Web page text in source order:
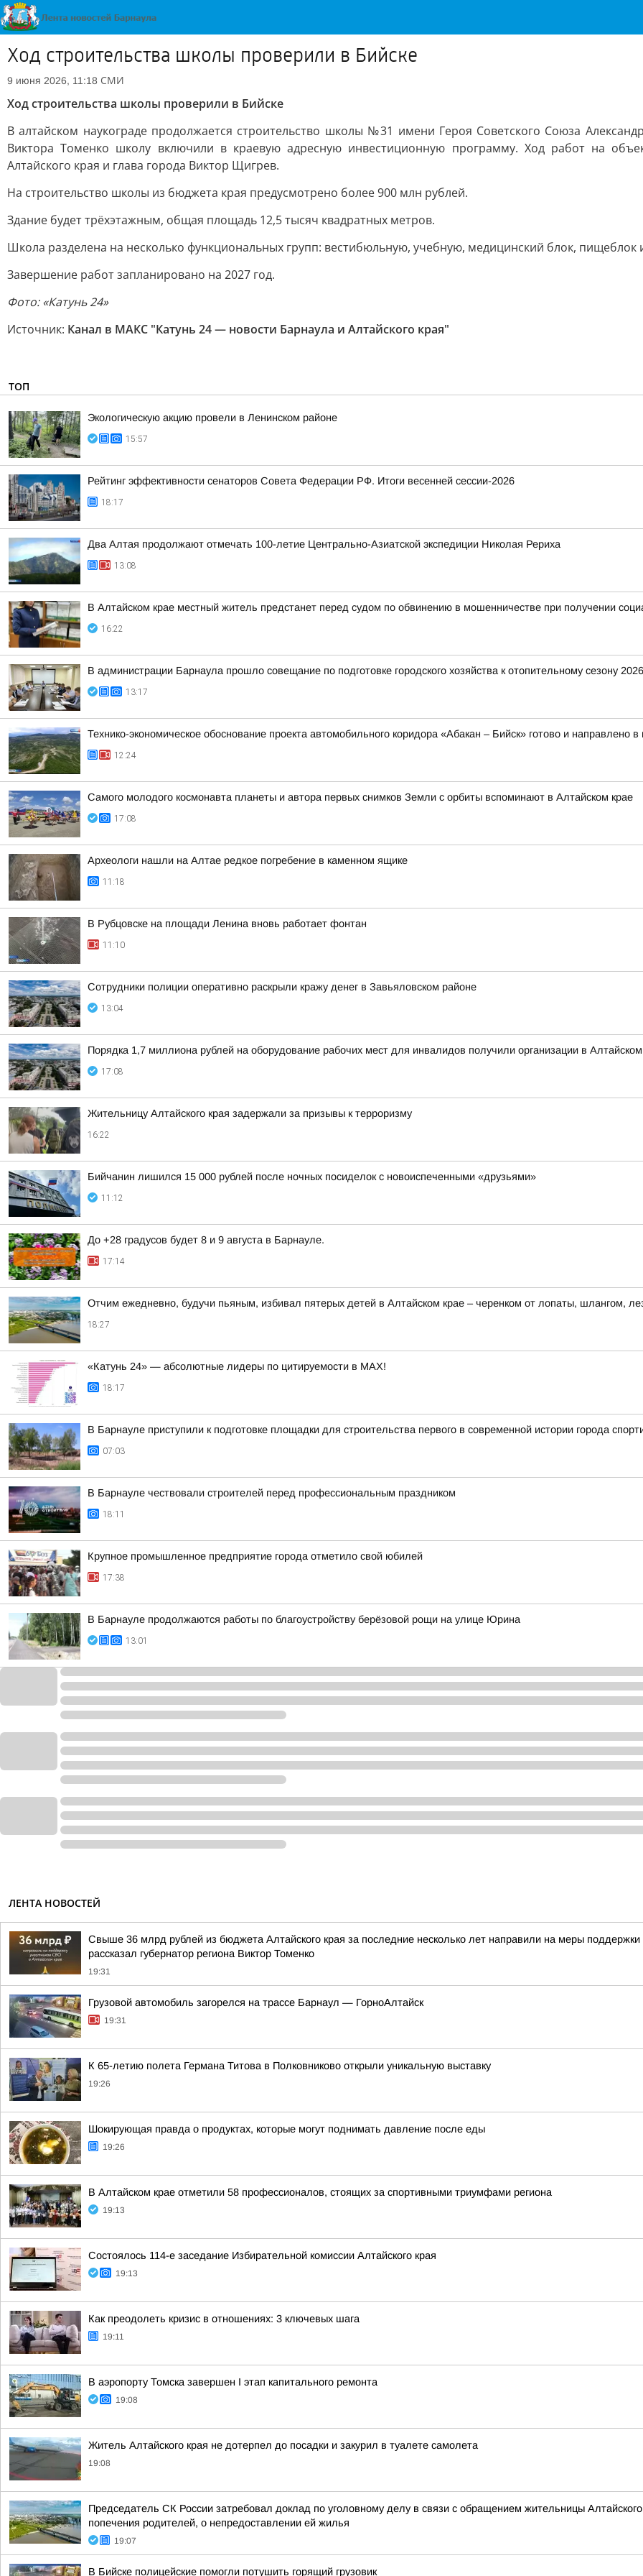
Ход строительства школы проверили в Бийске
9 июня 2026, 11:18 СМИ
Ход строительства школы проверили в Бийске
В алтайском наукограде продолжается строительство школы №31 имени Героя Советского Союза
Виктора Томенко школу включили в краевую адресную инвестиционную программу. Ход работ на
Алтайского края и глава города Виктор Щигрев.
На строительство школы из бюджета края предусмотрено более 900 млн рублей.
Здание будет трёхэтажным, общая площадь 12,5 тысяч квадратных метров.
Школа разделена на несколько функциональных групп: вестибюльную, учебную, медицинский блок,
Завершение работ запланировано на 2027 год.
Фото: «Катунь 24»
Источник: Канал в МАКС "Катунь 24 — новости Барнаула и Алтайского края"
ТОП
Экологическую акцию провели в Ленинском районе
15:57
Рейтинг эффективности сенаторов Совета Федерации РФ. Итоги весенней сессии-2026
18:17
Два Алтая продолжают отмечать 100-летие Центрально-Азиатской экспедиции Николая Рериха
13:08
В Алтайском крае местный житель предстанет перед судом по обвинению в мошенничестве при получении
16:22
В администрации Барнаула прошло совещание по подготовке городского хозяйства к отопительному сезону
13:17
Технико-экономическое обоснование проекта автомобильного коридора «Абакан – Бийск» готово и направлено
12:24
Самого молодого космонавта планеты и автора первых снимков Земли с орбиты вспоминают в Алтайском крае
17:08
Археологи нашли на Алтае редкое погребение в каменном ящике
11:18
В Рубцовске на площади Ленина вновь работает фонтан
11:10
Сотрудники полиции оперативно раскрыли кражу денег в Завьяловском районе
13:04
Порядка 1,7 миллиона рублей на оборудование рабочих мест для инвалидов получили организации в
17:08
Жительницу Алтайского края задержали за призывы к терроризму
16:22
Бийчанин лишился 15 000 рублей после ночных посиделок с новоиспеченными «друзьями»
11:12
До +28 градусов будет 8 и 9 августа в Барнауле.
17:14
Отчим ежедневно, будучи пьяным, избивал пятерых детей в Алтайском крае – черенком от лопаты, шлангом,
18:27
«Катунь 24» — абсолютные лидеры по цитируемости в MAX!
18:17
В Барнауле приступили к подготовке площадки для строительства первого в современной истории города
07:03
В Барнауле чествовали строителей перед профессиональным праздником
18:11
Крупное промышленное предприятие города отметило свой юбилей
17:38
В Барнауле продолжаются работы по благоустройству берёзовой рощи на улице Юрина
13:01
ЛЕНТА НОВОСТЕЙ
Свыше 36 млрд рублей из бюджета Алтайского края за последние несколько лет направили на меры
рассказал губернатор региона Виктор Томенко
19:31
Грузовой автомобиль загорелся на трассе Барнаул — ГорноАлтайск
19:31
К 65-летию полета Германа Титова в Полковниково открыли уникальную выставку
19:26
Шокирующая правда о продуктах, которые могут поднимать давление после еды
19:26
В Алтайском крае отметили 58 профессионалов, стоящих за спортивными триумфами региона
19:13
Состоялось 114-е заседание Избирательной комиссии Алтайского края
19:13
Как преодолеть кризис в отношениях: 3 ключевых шага
19:11
В аэропорту Томска завершен I этап капитального ремонта
19:08
Житель Алтайского края не дотерпел до посадки и закурил в туалете самолета
19:08
Председатель СК России затребовал доклад по уголовному делу в связи с обращением жительницы
попечения родителей, о непредоставлении ей жилья
19:07
В Бийске полицейские помогли потушить горящий грузовик